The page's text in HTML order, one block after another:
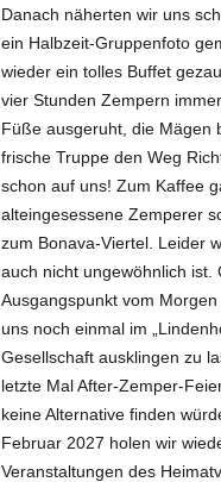
Danach näherten wir uns
ein Halbzeit-Gruppenfoto
wieder ein tolles Buffet
vier Stunden Zempern
Füße ausgeruht, die Mägen
frische Truppe den Weg
schon auf uns! Zum Kaffee
alteingesessene Zemperer
zum Bonava-Viertel. Leider
auch nicht ungewöhnlich
Ausgangspunkt vom
uns noch einmal im
Gesellschaft ausklingen zu
letzte Mal After-Zemper-
keine Alternative finden
Februar 2027 holen wir
Veranstaltungen des